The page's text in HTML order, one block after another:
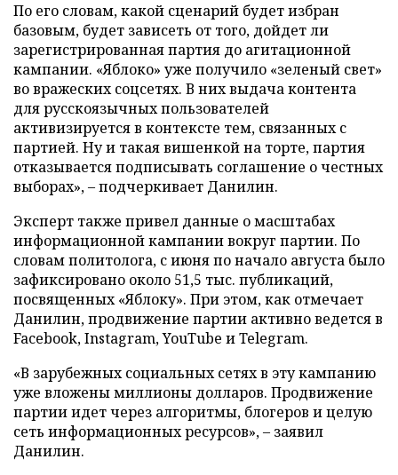
По его словам, какой сценарий будет избран
базовым, будет зависеть от того, дойдет ли
зарегистрированная партия до агитационной
кампании. «Яблоко» уже получило «зеленый свет»
во вражеских соцсетях. В них выдача контента
для русскоязычных пользователей
активизируется в контексте тем, связанных с
партией. Ну и такая вишенкой на торте, партия
отказывается подписывать соглашение о честных
выборах», – подчеркивает Данилин.
Эксперт также привел данные о масштабах
информационной кампании вокруг партии. По
словам политолога, с июня по начало августа было
зафиксировано около 51,5 тыс. публикаций,
посвященных «Яблоку». При этом, как отмечает
Данилин, продвижение партии активно ведется в
Facebook, Instagram, YouTube и Telegram.
«В зарубежных социальных сетях в эту кампанию
уже вложены миллионы долларов. Продвижение
партии идет через алгоритмы, блогеров и целую
сеть информационных ресурсов», – заявил
Данилин.